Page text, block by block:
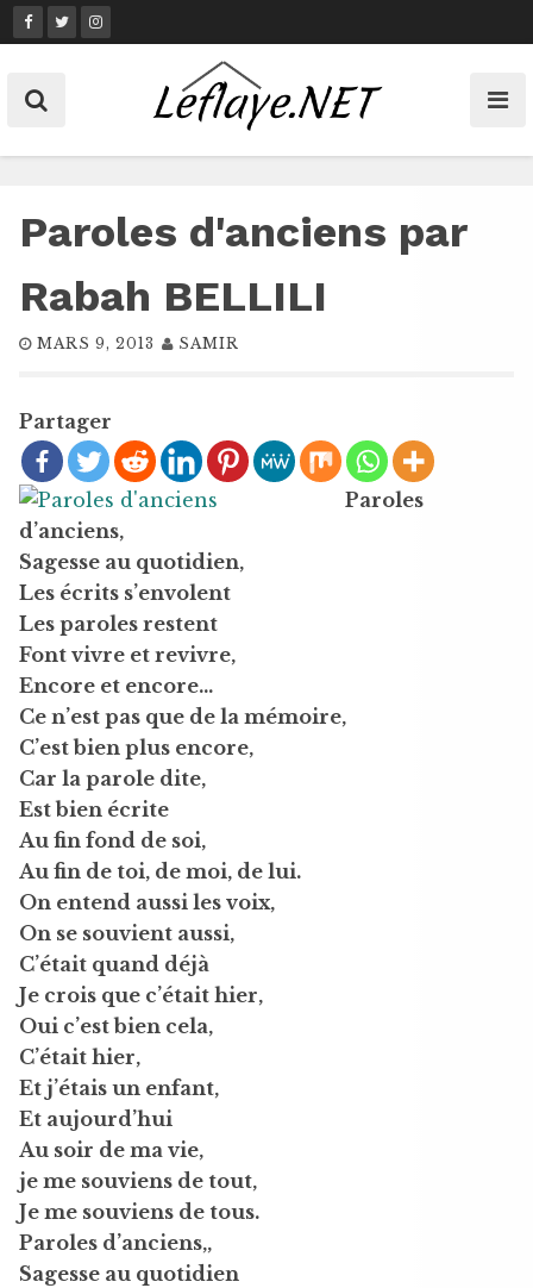
Skip
to
Paroles d'anciens par
Rabah BELLILI
MARS 9, 2013 SAMIR
Partager
Paroles
d’anciens,
Sagesse au quotidien,
Les écrits s’envolent
Les paroles restent
Font vivre et revivre,
Encore et encore…
Ce n’est pas que de la mémoire,
C’est bien plus encore,
Car la parole dite,
Est bien écrite
Au fin fond de soi,
Au fin de toi, de moi, de lui.
On entend aussi les voix,
On se souvient aussi,
C’était quand déjà
Je crois que c’était hier,
Oui c’est bien cela,
C’était hier,
Et j’étais un enfant,
Et aujourd’hui
Au soir de ma vie,
je me souviens de tout,
Je me souviens de tous.
Paroles d’anciens,,
Sagesse au quotidien